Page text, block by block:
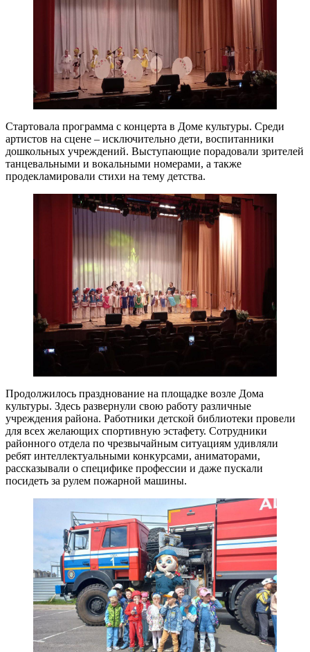
Стартовала программа с концерта в Доме культуры. Среди
артистов на сцене – исключительно дети, воспитанники
дошкольных учреждений. Выступающие порадовали зрителей
танцевальными и вокальными номерами, а также
продекламировали стихи на тему детства.
Продолжилось празднование на площадке возле Дома
культуры. Здесь развернули свою работу различные
учреждения района. Работники детской библиотеки провели
для всех желающих спортивную эстафету. Сотрудники
районного отдела по чрезвычайным ситуациям удивляли
ребят интеллектуальными конкурсами, аниматорами,
рассказывали о специфике профессии и даже пускали
посидеть за рулем пожарной машины.